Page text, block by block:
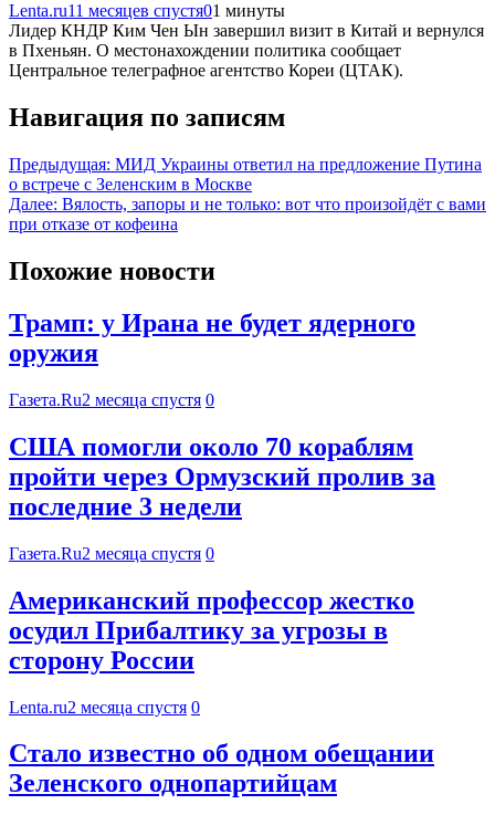
Lenta.ru11 месяцев спустя01 минуты
Лидер КНДР Ким Чен Ын завершил визит в Китай и вернулся
в Пхеньян. О местонахождении политика сообщает
Центральное телеграфное агентство Кореи (ЦТАК).
Навигация по записям
Предыдущая: МИД Украины ответил на предложение Путина
о встрече с Зеленским в Москве
Далее: Вялость, запоры и не только: вот что произойдёт с вами
при отказе от кофеина
Похожие новости
Трамп: у Ирана не будет ядерного
оружия
Газета.Ru2 месяца спустя 0
США помогли около 70 кораблям
пройти через Ормузский пролив за
последние 3 недели
Газета.Ru2 месяца спустя 0
Американский профессор жестко
осудил Прибалтику за угрозы в
сторону России
Lenta.ru2 месяца спустя 0
Стало известно об одном обещании
Зеленского однопартийцам